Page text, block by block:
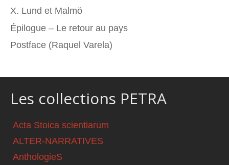
X. Lund et Malmö
Épilogue – Le retour au pays
Postface (Raquel Varela)
Les collections PETRA
Acta Stoica scientiarum
ALTER-NARRATIVES
AnthologieS